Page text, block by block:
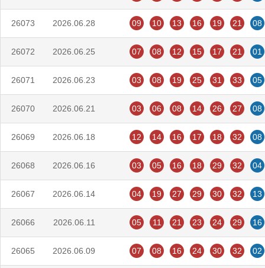
26073 2026.06.28 09 10 13 16 19 21 08
26072 2026.06.25 07 08 12 15 17 21 01
26071 2026.06.23 03 08 19 25 31 33 05
26070 2026.06.21 03 06 08 14 26 27 08
26069 2026.06.18 12 14 16 17 18 32 08
26068 2026.06.16 03 05 16 18 29 32 04
26067 2026.06.14 04 19 27 29 30 32 13
26066 2026.06.11 05 11 21 23 24 29 16
26065 2026.06.09 07 08 16 24 30 32 02